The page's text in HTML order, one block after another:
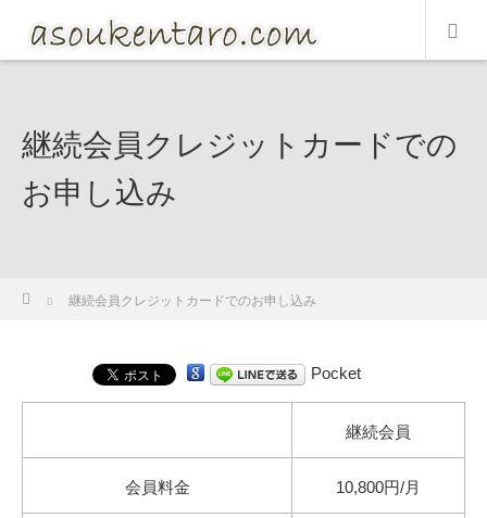
継続会員クレジットカードでの
お申し込み
ホーム
継続会員クレジットカードでのお申し込み
Pocket
継続会員
会員料金 10,800円/月